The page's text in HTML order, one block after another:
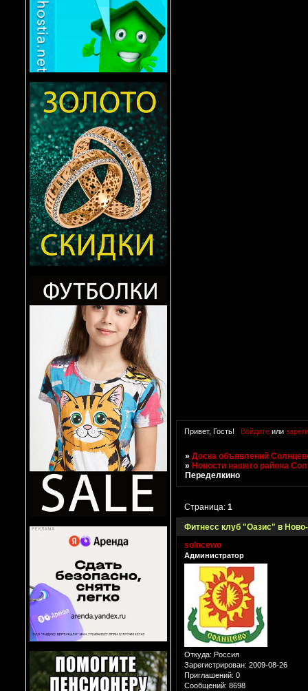
Привет, Гость! Войдитеили
»Доска объявлений
»Новости нашего района
Переделкино
Фитнесс клуб "Оазис" в
Страница:1
solncewo
Администратор
Откуда: Россия
Зарегистрирован: 2009-08-26
Приглашений: 0
Сообщений: 8698